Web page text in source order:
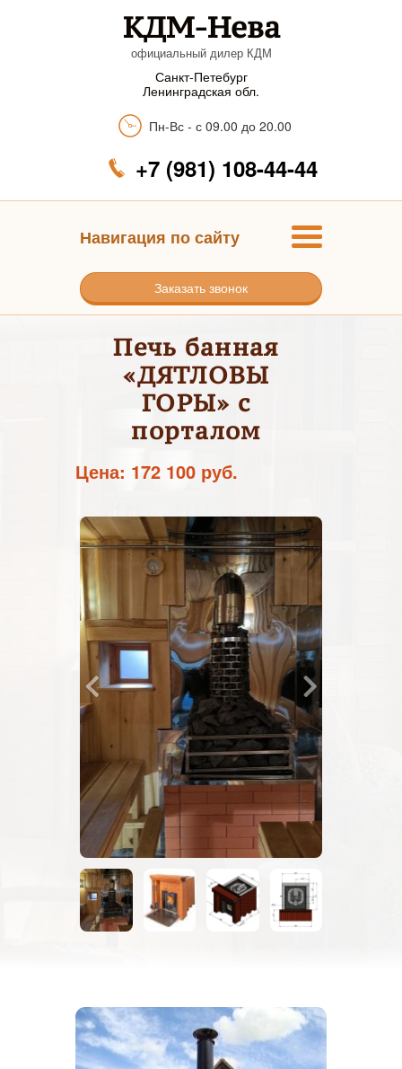
КДМ-Нева
официальный дилер КДМ
Санкт-Петебург
Ленинградская обл.
Пн-Вс - с 09.00 до 20.00
+7 (981) 108-44-44
Навигация по сайту
Заказать звонок
Печь банная
«ДЯТЛОВЫ
ГОРЫ» с
порталом
Цена: 172 100 руб.